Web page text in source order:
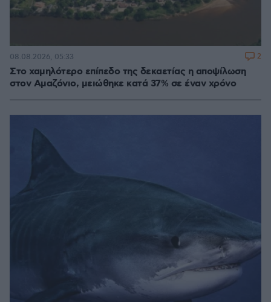
Στο χαμηλότερο επίπεδο της δεκαετίας η αποψίλωση
στον Αμαζόνιο, μειώθηκε κατά 37% σε έναν χρόνο
08.08.2026, 05:33 2